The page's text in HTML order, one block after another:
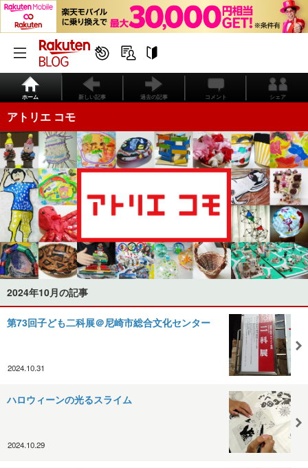
ホーム 新しい記事 過去の記事 コメント シェア
アトリエ コモ
2024年10月の記事
第73回子ども二科展＠尼崎市総合文化センター
2024.10.31
ハロウィーンの光るスライム
2024.10.29